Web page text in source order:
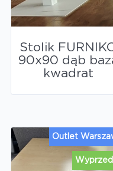
Stolik
90x90 dąb
kwadrat
Outlet